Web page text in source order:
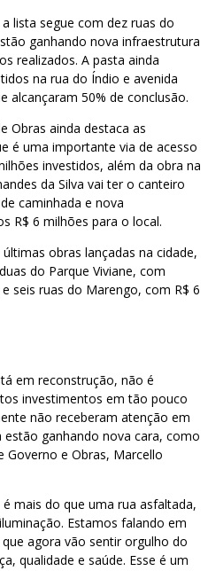
lista segue com dez ruas do
ganhando nova infraestrutura
realizados. A pasta ainda
na rua do Índio e avenida
alcançaram 50% de conclusão.
Obras ainda destaca as
é uma importante via de acesso
investidos, além da obra na
da Silva vai ter o canteiro
caminhada e nova
R$ 6 milhões para o local.
obras lançadas na cidade,
do Parque Viviane, com
seis ruas do Marengo, com R$ 6
em reconstrução, não é
investimentos em tão pouco
não receberam atenção em
ganhando nova cara, como
Governo e Obras, Marcello
mais do que uma rua asfaltada,
Estamos falando em
agora vão sentir orgulho do
qualidade e saúde. Esse é um